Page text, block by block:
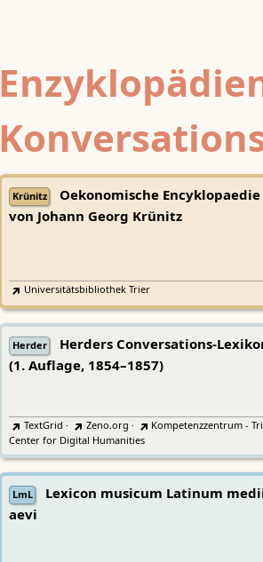
Krünitz
Oekonomische Encyklopaedie
von Johann Georg Krünitz
Universitätsbibliothek Trier
Herder
Herders Conversations-
(1. Auflage, 1854–1857)
TextGrid · Zeno.org ·
Kompetenzzentrum -
Center for Digital Humanities
LmL
Lexicon musicum Latinum
aevi